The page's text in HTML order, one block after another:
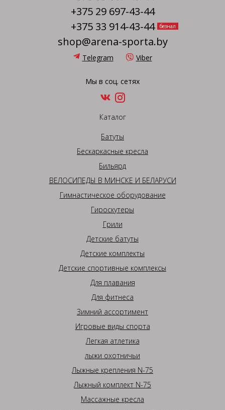
+375 29 697-43-44
+375 33 914-43-44
безнал
shop@arena-sporta.by
Telegram Viber
Мы в соц. сетях
Каталог
Батуты
Бескаркасные кресла
Бильярд
ВЕЛОСИПЕДЫ В МИНСКЕ И БЕЛАРУСИ
Гимнастическое оборудование
Гироскутеры
Грили
Детские батуты
Детские комплекты
Детские спортивные комплексы
Для плавания
Для фитнеса
Зимний ассортимент
Игровые виды спорта
Легкая атлетика
лыжи охотничьи
Лыжные крепления N-75
Лыжный комплект N-75
Массажные кресла